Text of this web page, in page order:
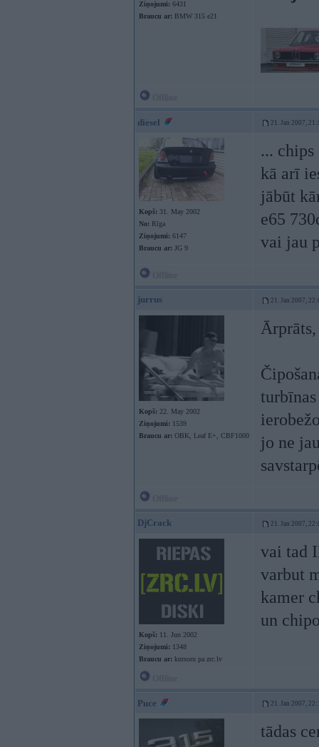
Ziņojumi: 6431
Braucu ar: BMW 315 e21
diesel 21. Jan 2007,
Kopš: 31. May 2002
No: Rīga
Ziņojumi: 6147
Braucu ar: JG 9
...
kā arī
jābūt
e65
vai jau
jurrus 21. Jan 2007,
Kopš: 22. May 2002
Ziņojumi: 1539
Braucu ar: OBK, Leaf E+, CBF1000
jo ne
DjCrack 21. Jan 2007,
Kopš: 11. Jun 2002
Ziņojumi: 1348
Braucu ar: kursoru pa zrc.lv
vai tad
varbut
kamer
un
Puce 21. Jan 2007,
tādas